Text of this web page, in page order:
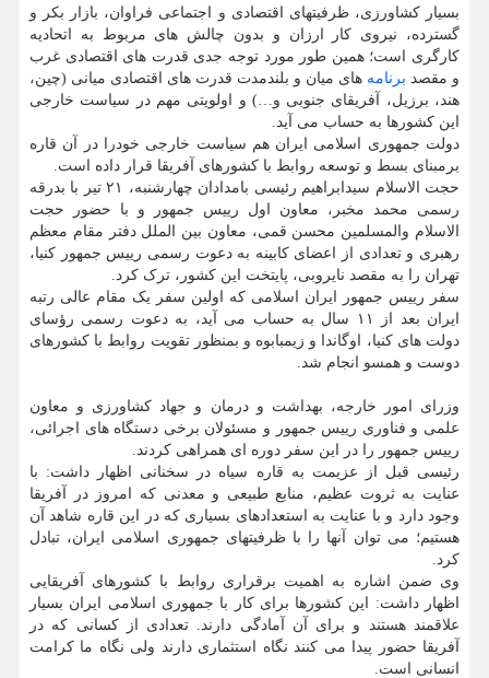
بسیار کشاورزی، ظرفیتهای اقتصادی و اجتماعی فراوان، بازار بکر و
گسترده، نیروی کار ارزان و بدون چالش های مربوط به اتحادیه
کارگری است؛ همین طور مورد توجه جدی قدرت های اقتصادی غرب
و مقصد برنامه های میان و بلندمدت قدرت های اقتصادی میانی (چین،
هند، برزیل، آفریقای جنوبی و…) و اولویتی مهم در سیاست خارجی
این کشورها به حساب می آید.
دولت جمهوری اسلامی ایران هم سیاست خارجی خودرا در آن قاره
برمبنای بسط و توسعه روابط با کشورهای آفریقا قرار داده است.
حجت الاسلام سیدابراهیم رئیسی بامدادان چهارشنبه، ۲۱ تیر با بدرقه
رسمی محمد مخبر، معاون اول رییس جمهور و با حضور حجت
الاسلام والمسلمین محسن قمی، معاون بین الملل دفتر مقام معظم
رهبری و تعدادی از اعضای کابینه به دعوت رسمی رییس جمهور کنیا،
تهران را به مقصد نایروبی، پایتخت این کشور، ترک کرد.
سفر رییس جمهور ایران اسلامی که اولین سفر یک مقام عالی رتبه
ایران بعد از ۱۱ سال به حساب می آید، به دعوت رسمی رؤسای
دولت های کنیا، اوگاندا و زیمبابوه و بمنظور تقویت روابط با کشورهای
دوست و همسو انجام شد.
وزرای امور خارجه، بهداشت و درمان و جهاد کشاورزی و معاون
علمی و فناوری رییس جمهور و مسئولان برخی دستگاه های اجرائی،
رییس جمهور را در این سفر دوره ای همراهی کردند.
رئیسی قبل از عزیمت به قاره سیاه در سخنانی اظهار داشت: با
عنایت به ثروت عظیم، منابع طبیعی و معدنی که امروز در آفریقا
وجود دارد و با عنایت به استعدادهای بسیاری که در این قاره شاهد آن
هستیم؛ می توان آنها را با ظرفیتهای جمهوری اسلامی ایران، تبادل
کرد.
وی ضمن اشاره به اهمیت برقراری روابط با کشورهای آفریقایی
اظهار داشت: این کشورها برای کار با جمهوری اسلامی ایران بسیار
علاقمند هستند و برای آن آمادگی دارند. تعدادی از کسانی که در
آفریقا حضور پیدا می کنند نگاه استثماری دارند ولی نگاه ما کرامت
انسانی است.